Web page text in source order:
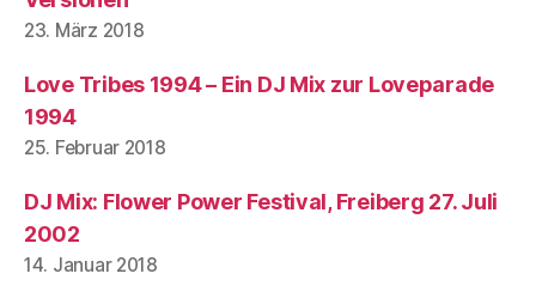
23. März 2018
Love Tribes 1994 – Ein DJ Mix zur Loveparade
1994
25. Februar 2018
DJ Mix: Flower Power Festival, Freiberg 27. Juli
2002
14. Januar 2018